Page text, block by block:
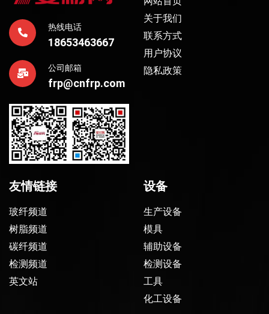
热线电话
18653463667
公司邮箱
frp@cnfrp.com
关于我们
联系方式
用户协议
隐私政策
友情链接
玻纤频道
树脂频道
碳纤频道
检测频道
英文站
设备
生产设备
模具
辅助设备
检测设备
工具
化工设备